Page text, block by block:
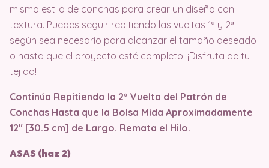
mismo estilo de conchas para crear un diseño con
textura. Puedes seguir repitiendo las vueltas 1ª y 2ª
según sea necesario para alcanzar el tamaño deseado
o hasta que el proyecto esté completo. ¡Disfruta de tu
tejido!
Continúa Repitiendo la 2ª Vuelta del Patrón de
Conchas Hasta que la Bolsa Mida Aproximadamente
12″ [30.5 cm] de Largo. Remata el Hilo.
ASAS (haz 2)